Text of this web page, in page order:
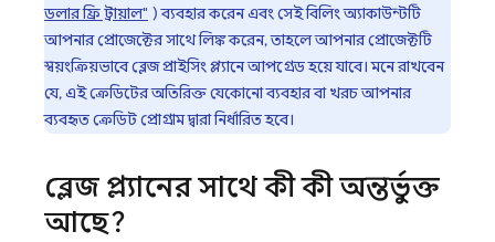
ডলার ফ্রি ট্রায়াল" ) ব্যবহার করেন এবং সেই বিলিং অ্যাকাউন্টটি
আপনার প্রোজেক্টের সাথে লিঙ্ক করেন, তাহলে আপনার প্রোজেক্টটি
স্বয়ংক্রিয়ভাবে ব্লেজ প্রাইসিং প্ল্যানে আপগ্রেড হয়ে যাবে। মনে রাখবেন
যে, এই ক্রেডিটের অতিরিক্ত যেকোনো ব্যবহার বা খরচ আপনার
ব্যবহৃত ক্রেডিট প্রোগ্রাম দ্বারা নির্ধারিত হবে।
ব্লেজ প্ল্যানের সাথে কী কী অন্তর্ভুক্ত
আছে?